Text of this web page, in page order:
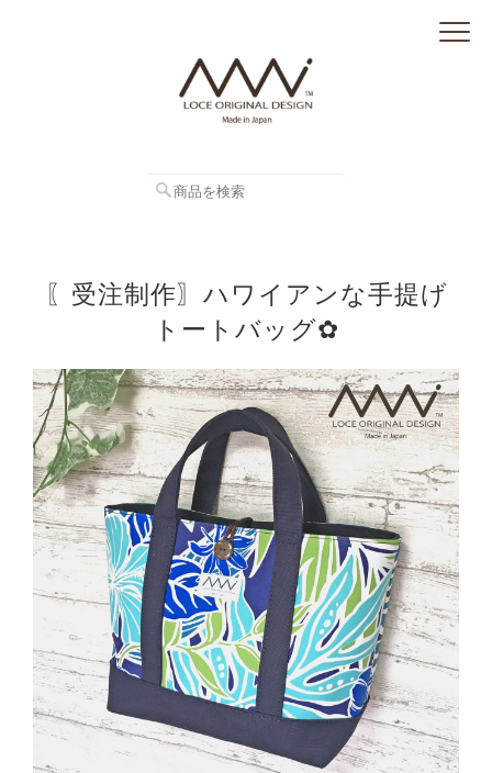
〖受注制作〗ハワイアンな手提げ
トートバッグ✿